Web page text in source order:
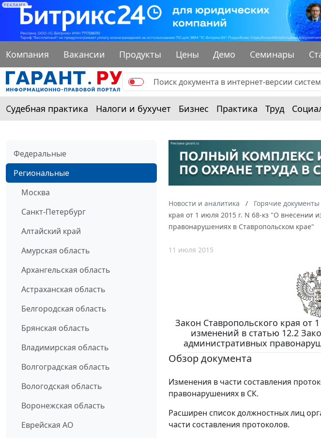
РЕКЛАМА
Компания Вакансии Продукты Цены Демо Семинары
Судебная практика Налоги и бухучет Бизнес Практика Труд
Федеральные
Региональные
Москва
Санкт-Петербург
Алтайский край
Амурская область
Архангельская область
Астраханская область
Белгородская область
Брянская область
Владимирская область
Волгоградская область
Вологодская область
Воронежская область
Еврейская АО
Новости и аналитика Горячие документы
края от 1 июля 2015 г. N 68-кз "О внесении
правонарушениях в Ставропольском крае"
11 июля 2015
Закон Ставропольского края от
изменений в статью 12.2
административных
Обзор документа
Изменения в части составления
правонарушениях в СК.
Расширен список должностных лиц
части составления протоколов.